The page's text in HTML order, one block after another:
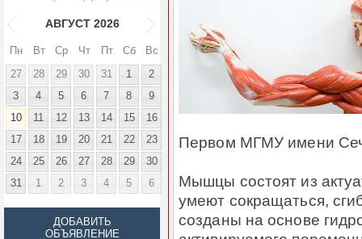
АВГУСТ 2026
Пн Вт Ср Чт Пт Сб
Вс
27
28 29 30 31 1
2
3
4 5 6 7 8
9
10
11 12 13 14 15
16
17
18 19 20 21 22
23
24
25 26 27 28 29
30
31
1 2 3 4 5 6
ДОБАВИТЬ
ОБЪЯВЛЕНИЕ
Первом МГМУ имени
Мышцы состоят из
умеют сокращаться,
созданы на основе